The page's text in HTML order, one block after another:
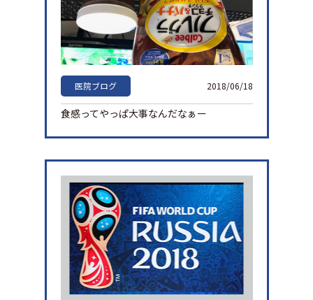
医院ブログ 2018/06/18
食感ってやっぱ大事なんだなぁー